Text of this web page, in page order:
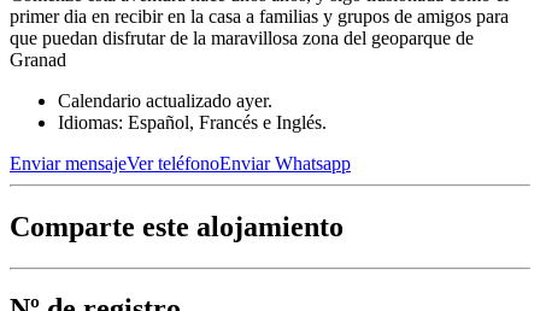
primer dia en recibir en la casa a familias y grupos de amigos para
que puedan disfrutar de la maravillosa zona del geoparque de
Granad
Calendario actualizado ayer.
Idiomas: Español, Francés e Inglés.
Enviar mensajeVer teléfonoEnviar Whatsapp
Comparte este alojamiento